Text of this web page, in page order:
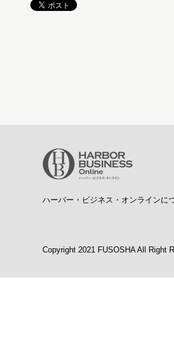
ハーバー・ビジネス・オンラインに
Copyright 2021 FUSOSHA All Right